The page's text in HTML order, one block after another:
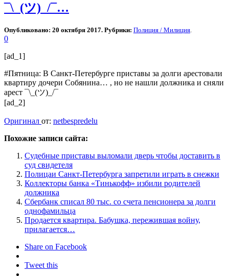
¯\_(ツ)_/¯…
Опубликовано: 20 октября 2017. Рубрики: Полиция / Милиция
0
[ad_1]
#Пятница: В Санкт-Петербурге приставы за долги арестовали
квартиру дочери Собянина… , но не нашли должника и сняли
арест ¯\_(ツ)_/¯
[ad_2]
Оригинал от: netbespredelu
Похожие записи сайта:
Судебные приставы выломали дверь чтобы доставить в
суд свидетеля
Полицаи Санкт-Петербурга запретили играть в снежки
Коллекторы банка «Тинькофф» избили родителей
должника
Сбербанк списал 80 тыс. со счета пенсионера за долги
однофамильца
Продается квартира. Бабушка, пережившая войну,
прилагается…
Share on Facebook
Tweet this